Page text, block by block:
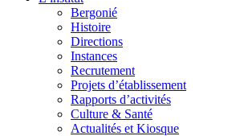
Bergonié
Histoire
Directions
Instances
Recrutement
Projets d’établissement
Rapports d’activités
Culture & Santé
Actualités et Kiosque